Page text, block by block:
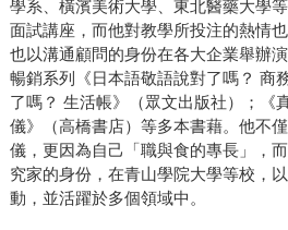
學系、橫濱美術大學、東北醫藥大學
面試講座，而他對教學所投注的熱情
也以溝通顧問的身份在各大企業舉辦
暢銷系列《日本語敬語說對了嗎？ 商
了嗎？ 生活帳》（眾文出版社）；《
儀》（高橋書店）等多本書藉。他不
儀，更因為自己「職與食的專長」，
究家的身份，在青山學院大學等校，
動，並活躍於多個領域中。